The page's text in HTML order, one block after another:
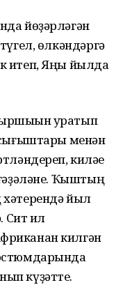
йөҙәрләгән
өлкәндәргә
итеп, Яңы йылда
уратып
сығыштары менән
киләһе
Ҡыштың
йыл
Сит ил
килгән
күҙәтте.